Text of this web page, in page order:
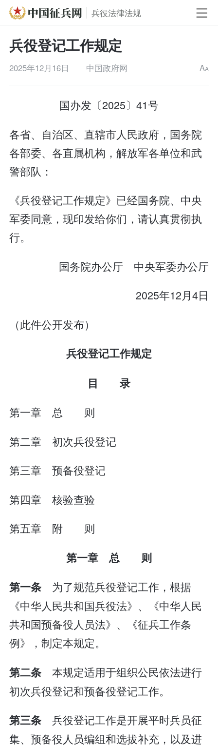
兵役法律法规
兵役登记工作规定
2025年12月16日 中国政府网 AA
国办发〔2025〕41号
各省、自治区、直辖市人民政府，国务院
各部委、各直属机构，解放军各单位和武
警部队：
《兵役登记工作规定》已经国务院、中央
军委同意，现印发给你们，请认真贯彻执
行。
国务院办公厅 中央军委办公厅
2025年12月4日
（此件公开发布）
兵役登记工作规定
目 录
第一章 总 则
第二章 初次兵役登记
第三章 预备役登记
第四章 核验查验
第五章 附 则
第一章 总 则
第一条 为了规范兵役登记工作，根据
《中华人民共和国兵役法》、《中华人民
共和国预备役人员法》、《征兵工作条
例》，制定本规定。
第二条本规定适用于组织公民依法进行
初次兵役登记和预备役登记工作。
第三条兵役登记工作是开展平时兵员征
集、预备役人员编组和选拔补充，以及进